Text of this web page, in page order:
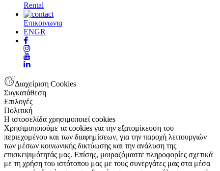
Rental
Επικοινωνια
ENGR
Διαχείριση Cookies
Συγκατάθεση
Επιλογές
Πολιτική
Η ιστοσελίδα χρησιμοποιεί cookies
Χρησιμοποιούμε τα cookies για την εξατομίκευση του
περιεχομένου και των διαφημίσεων, για την παροχή λειτουργιών
των μέσων κοινωνικής δικτύωσης και την ανάλυση της
επισκεψιμότητάς μας. Επίσης, μοιραζόμαστε πληροφορίες σχετικά
με τη χρήση του ιστότοπου μας με τους συνεργάτες μας στα μέσα